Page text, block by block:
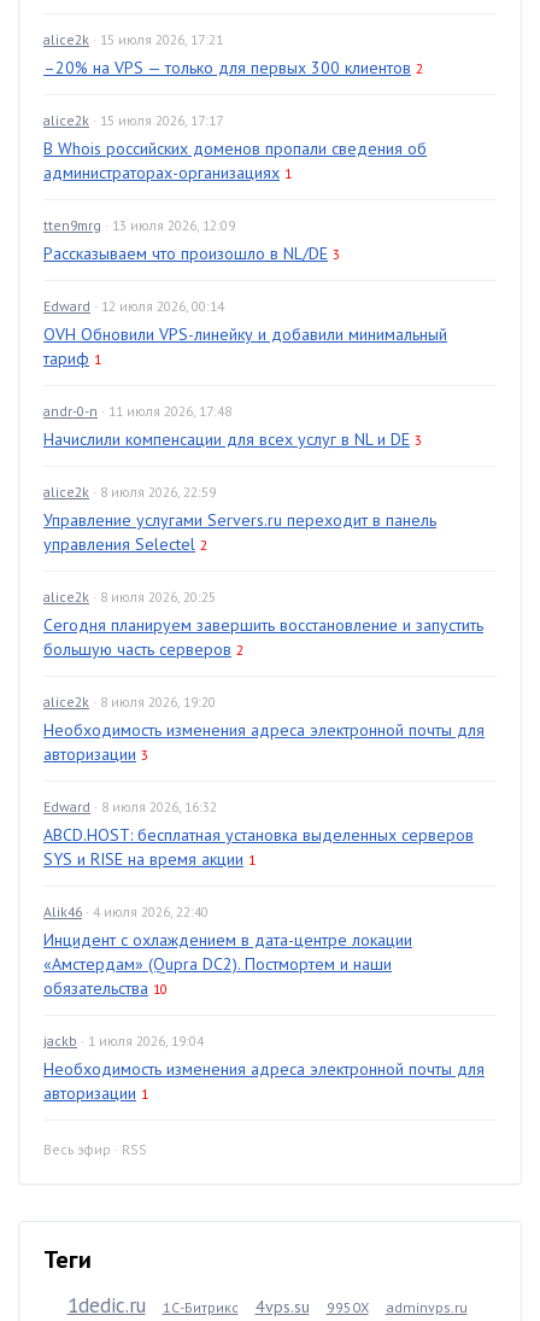
alice2k · 15 июля 2026, 17:21
–20% на VPS — только для первых 300 клиентов 2
alice2k · 15 июля 2026, 17:17
В Whois российских доменов пропали сведения об
администраторах-организациях 1
tten9mrg · 13 июля 2026, 12:09
Рассказываем что произошло в NL/DE 3
Edward · 12 июля 2026, 00:14
OVH Обновили VPS-линейку и добавили минимальный
тариф 1
andr-0-n · 11 июля 2026, 17:48
Начислили компенсации для всех услуг в NL и DE 3
alice2k · 8 июля 2026, 22:59
Управление услугами Servers.ru переходит в панель
управления Selectel 2
alice2k · 8 июля 2026, 20:25
Сегодня планируем завершить восстановление и запустить
большую часть серверов 2
alice2k · 8 июля 2026, 19:20
Необходимость изменения адреса электронной почты для
авторизации 3
Edward · 8 июля 2026, 16:32
ABCD.HOST: бесплатная установка выделенных серверов
SYS и RISE на время акции 1
Alik46 · 4 июля 2026, 22:40
Инцидент с охлаждением в дата-центре локации
«Амстердам» (Qupra DC2). Постмортем и наши
обязательства 10
jackb · 1 июля 2026, 19:04
Необходимость изменения адреса электронной почты для
авторизации 1
Весь эфир · RSS
Теги
1dedic.ru 1С-Битрикс 4vps.su 9950X
adminvps.ru